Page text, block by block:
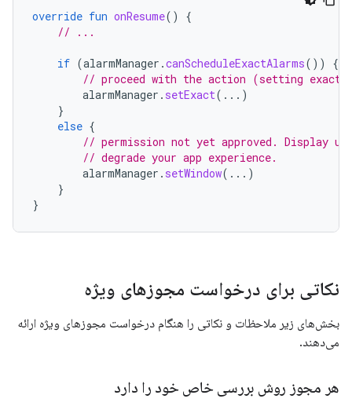
override fun onResume()
{
// ...
if (alarmManager .canScheduleExactAlarms())
{
// proceed with the action (setting exact
alarmManager . setExact(...)
}
else {
// permission not yet approved. Display
// degrade your app experience.
alarmManager . setWindow(...)
}
}
نکاتی برای درخواست مجوزهای ویژه
بخش‌های زیر ملاحظات و نکاتی را هنگام درخواست مجوزهای ویژه ارائه
می‌دهند.
هر مجوز روش بررسی خاص خود را دارد